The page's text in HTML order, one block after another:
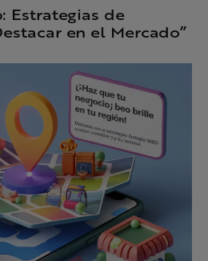
Estrategias de
en el Mercado”